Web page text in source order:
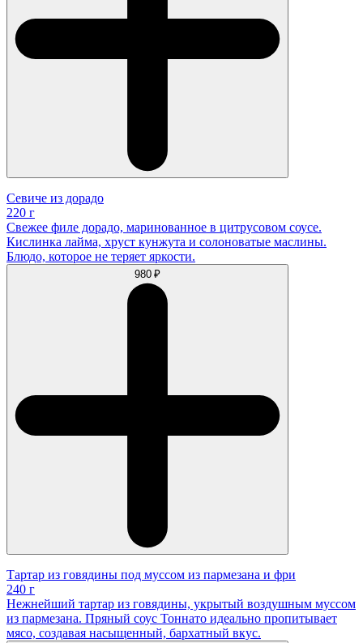
Севиче из дорадо
220 г
Свежее филе дорадо, маринованное в цитрусовом соусе.
Кислинка лайма, хруст кунжута и солоноватые маслины.
Блюдо, которое не теряет яркости.
980 ₽
Тартар из говядины под муссом из пармезана и фри
240 г
Нежнейший тартар из говядины, укрытый воздушным муссом
из пармезана. Пряный соус Тоннато идеально пропитывает
мясо, создавая насыщенный, бархатный вкус.